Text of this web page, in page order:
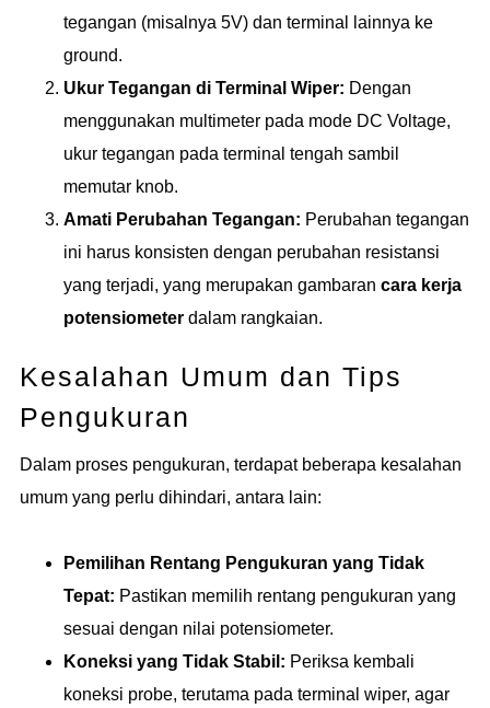
tegangan (misalnya 5V) dan terminal lainnya ke
ground.
Ukur Tegangan di Terminal Wiper: Dengan
menggunakan multimeter pada mode DC Voltage,
ukur tegangan pada terminal tengah sambil
memutar knob.
Amati Perubahan Tegangan: Perubahan tegangan
ini harus konsisten dengan perubahan resistansi
yang terjadi, yang merupakan gambaran cara kerja
potensiometer dalam rangkaian.
Kesalahan Umum dan Tips
Pengukuran
Dalam proses pengukuran, terdapat beberapa kesalahan
umum yang perlu dihindari, antara lain:
Pemilihan Rentang Pengukuran yang Tidak
Tepat: Pastikan memilih rentang pengukuran yang
sesuai dengan nilai potensiometer.
Koneksi yang Tidak Stabil: Periksa kembali
koneksi probe, terutama pada terminal wiper, agar